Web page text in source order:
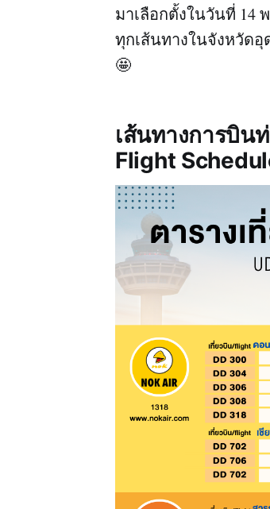
มาเลือกตั้งในวันที่ 14
ทุกเส้นทางในจังหวัดอุ
🤩
เส้นทางการบิ
Flight